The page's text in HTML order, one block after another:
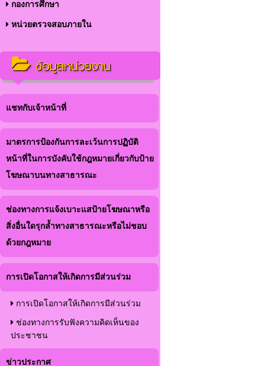
กองการศึกษา
หน่วยตรวจสอบภายใน
ข้อมูลหน่วยงาน
แชทกับเจ้าหน้าที่
มาตรการป้องกันการละเว้นการปฏิบัติ
หน้าที่ในการบังคับใช้กฎหมายเกี่ยวกับป้าย
โฆษณาบนทางสาธารณะ
ช่องทางการแจ้งเบาะแสป้ายโฆษณาหรือ
สิ่งอื่นใดรุกล้ำทางสาธารณะหรือไม่ชอบ
ด้วยกฎหมาย
การเปิดโอกาสให้เกิดการมีส่วนร่วม
การเปิดโอกาสให้เกิดการมีส่วนร่วม
ช่องทางการรับฟังความคิดเห็นของ
ประชาชน
ข่าวประกาศ